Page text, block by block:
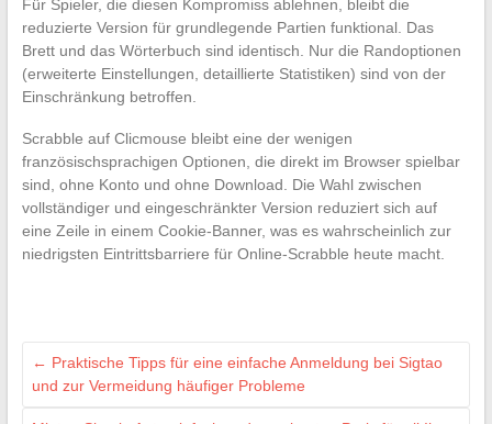
Für Spieler, die diesen Kompromiss ablehnen, bleibt die
reduzierte Version für grundlegende Partien funktional. Das
Brett und das Wörterbuch sind identisch. Nur die Randoptionen
(erweiterte Einstellungen, detaillierte Statistiken) sind von der
Einschränkung betroffen.
Scrabble auf Clicmouse bleibt eine der wenigen
französischsprachigen Optionen, die direkt im Browser spielbar
sind, ohne Konto und ohne Download. Die Wahl zwischen
vollständiger und eingeschränkter Version reduziert sich auf
eine Zeile in einem Cookie-Banner, was es wahrscheinlich zur
niedrigsten Eintrittsbarriere für Online-Scrabble heute macht.
← Praktische Tipps für eine einfache Anmeldung bei Sigtao
und zur Vermeidung häufiger Probleme